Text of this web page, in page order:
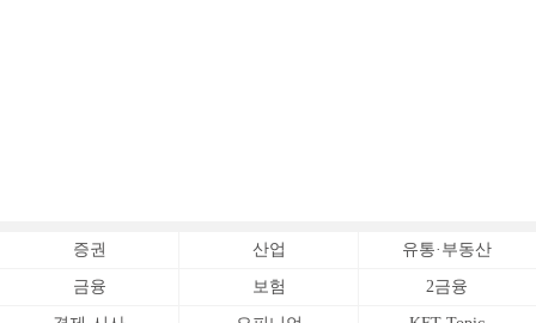
증권 산업 유통·부동산
금융 보험 2금융